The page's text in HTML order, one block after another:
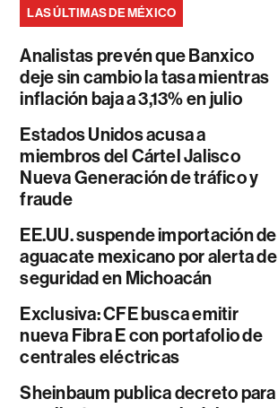
LAS ÚLTIMAS DE MÉXICO
Analistas prevén que Banxico
deje sin cambio la tasa mientras
inflación baja a 3,13% en julio
Estados Unidos acusa a
miembros del Cártel Jalisco
Nueva Generación de tráfico y
fraude
EE.UU. suspende importación de
aguacate mexicano por alerta de
seguridad en Michoacán
Exclusiva: CFE busca emitir
nueva Fibra E con portafolio de
centrales eléctricas
Sheinbaum publica decreto para